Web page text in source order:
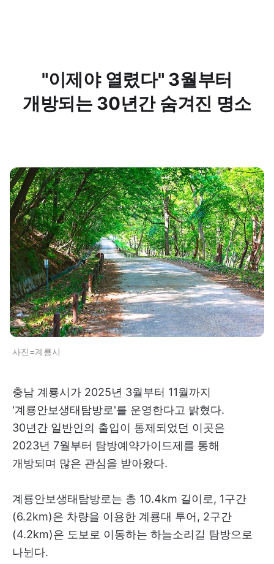
"이제야 열렸다" 3월부터
개방되는 30년간 숨겨진 명소
사진=계룡시
충남 계룡시가 2025년 3월부터 11월까지
'계룡안보생태탐방로'를 운영한다고 밝혔다.
30년간 일반인의 출입이 통제되었던 이곳은
2023년 7월부터 탐방예약가이드제를 통해
개방되며 많은 관심을 받아왔다.
계룡안보생태탐방로는 총 10.4km 길이로, 1구간
(6.2km)은 차량을 이용한 계룡대 투어, 2구간
(4.2km)은 도보로 이동하는 하늘소리길 탐방으로
나뉜다.